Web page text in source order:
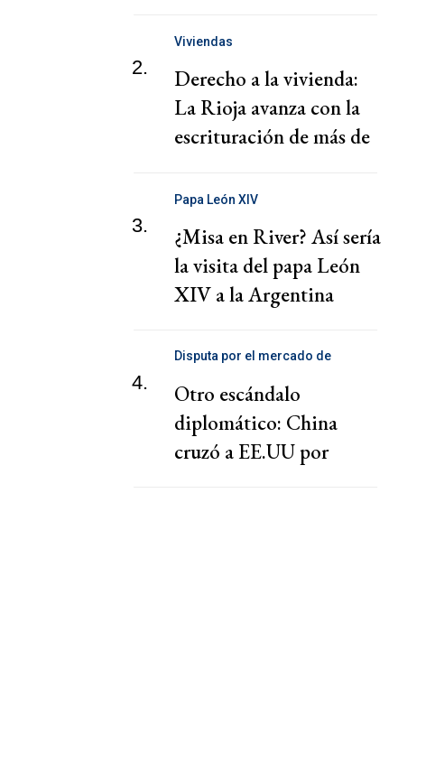
2.
Viviendas
Derecho a la vivienda:
La Rioja avanza con la
escrituración de más de
3.
Papa León XIV
¿Misa en River? Así sería
la visita del papa León
XIV a la Argentina
4.
Disputa por el mercado de
Otro escándalo
diplomático: China
cruzó a EE.UU por